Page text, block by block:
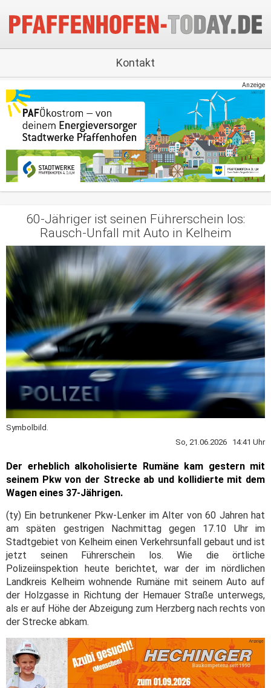
Kontakt
Anzeige
60-Jähriger ist seinen Führerschein los:
Rausch-Unfall mit Auto in Kelheim
Symbolbild.
So, 21.06.2026 14:41 Uhr
Der erheblich alkoholisierte Rumäne kam gestern mit
seinem Pkw von der Strecke ab und kollidierte mit dem
Wagen eines 37-Jährigen.
(ty) Ein betrunkener Pkw-Lenker im Alter von 60 Jahren hat
am späten gestrigen Nachmittag gegen 17.10 Uhr im
Stadtgebiet von Kelheim einen Verkehrsunfall gebaut und ist
jetzt seinen Führerschein los. Wie die örtliche
Polizeiinspektion heute berichtet, war der im nördlichen
Landkreis Kelheim wohnende Rumäne mit seinem Auto auf
der Holzgasse in Richtung der Hemauer Straße unterwegs,
als er auf Höhe der Abzeigung zum Herzberg nach rechts von
der Strecke abkam.